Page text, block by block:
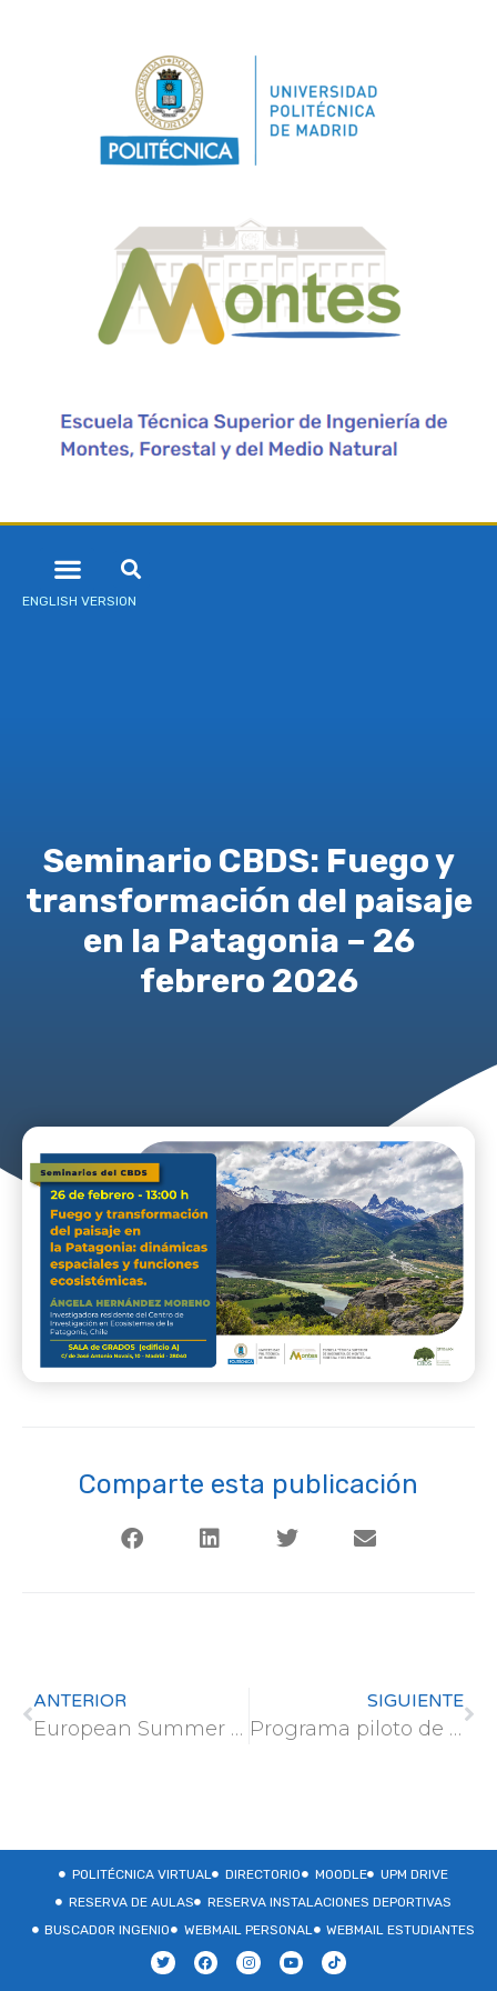
ENGLISH VERSION
Seminario CBDS: Fuego y
transformación del paisaje
en la Patagonia – 26
febrero 2026
Comparte esta publicación
ANTERIOR
European Summer School 2026 – The European Identity: Past, Present and Future (Strasbourg, France)
SIGUIENTE
Programa piloto de emprendimiento e innovación educativa MIT – UPM (inscripción hasta el 8 de marzo)
POLITÉCNICA VIRTUAL DIRECTORIO MOODLE
UPM DRIVE
RESERVA DE AULAS
RESERVA INSTALACIONES DEPORTIVAS
BUSCADOR INGENIO
WEBMAIL PERSONAL WEBMAIL ESTUDIANTES